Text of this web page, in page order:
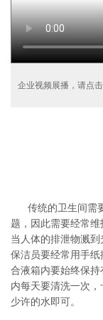
企业视频展播，请点
传统的卫生间需要
题，因此需要经常维
当人体的排泄物溅
保洁员要经常用手
合液箱内要始终保
内每天要清洗一次
少许的水即可。